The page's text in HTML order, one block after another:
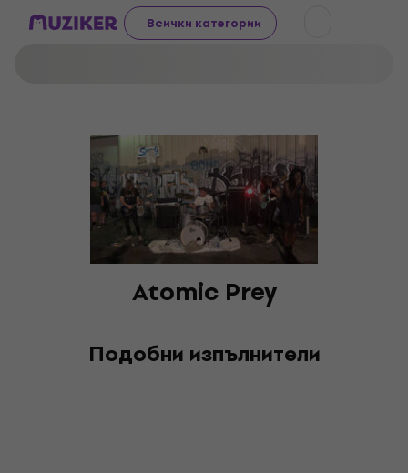
Всички категории
Atomic Prey
Подобни изпълнители